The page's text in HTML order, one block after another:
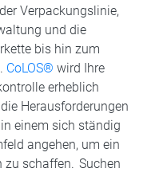
Verpackungslinie,
und die
bis hin zum
CoLOS® wird Ihre
erheblich
Herausforderungen
einem sich ständig
angehen, um ein
zu schaffen. Suchen